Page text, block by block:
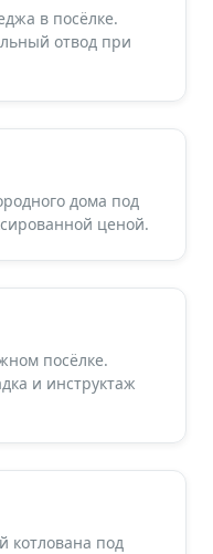
в посёлке.
отвод при
дома под
ценой.
посёлке.
и инструктаж
котлована под